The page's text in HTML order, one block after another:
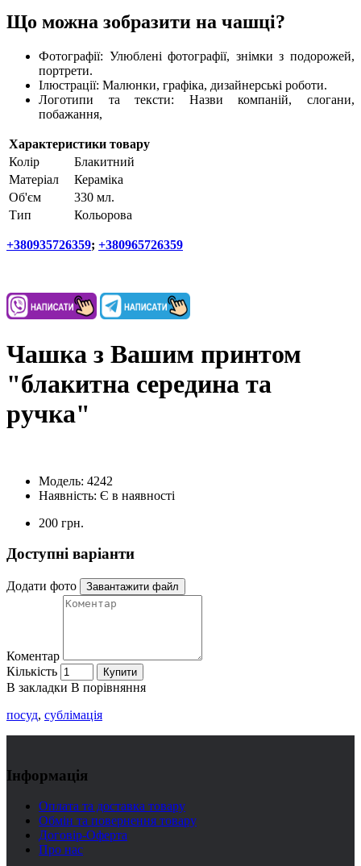
Що можна зобразити на чашці?
Фотографії: Улюблені фотографії, знімки з подорожей,
портрети.
Ілюстрації: Малюнки, графіка, дизайнерські роботи.
Логотипи та тексти: Назви компаній, слогани,
побажання,
Характеристики товару
Колір
Блакитний
Матеріал
Кераміка
Об'єм
330 мл.
Тип
Кольорова
+380935726359; +380965726359
Чашка з Вашим принтом
"блакитна середина та
ручка"
Модель: 4242
Наявність: Є в наявності
200 грн.
Доступні варіанти
Додати фото Завантажити файл
Коментар
Кількість
Купити
В закладки В порівняння
посуд, сублімація
Інформація
Оплата та доставка товару
Обмін та повернення товару
Договір-Оферта
Про нас